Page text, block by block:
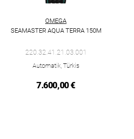
OMEGA
SEAMASTER AQUA TERRA 150M
220.32.41.21.03.001
Automatik, Türkis
7.600,00 €